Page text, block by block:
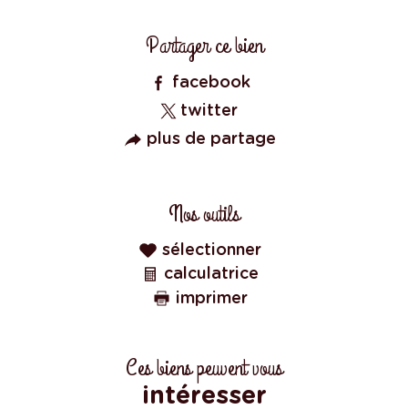
Partager ce bien
facebook
twitter
plus de partage
Nos outils
sélectionner
calculatrice
imprimer
Ces biens peuvent vous
intéresser